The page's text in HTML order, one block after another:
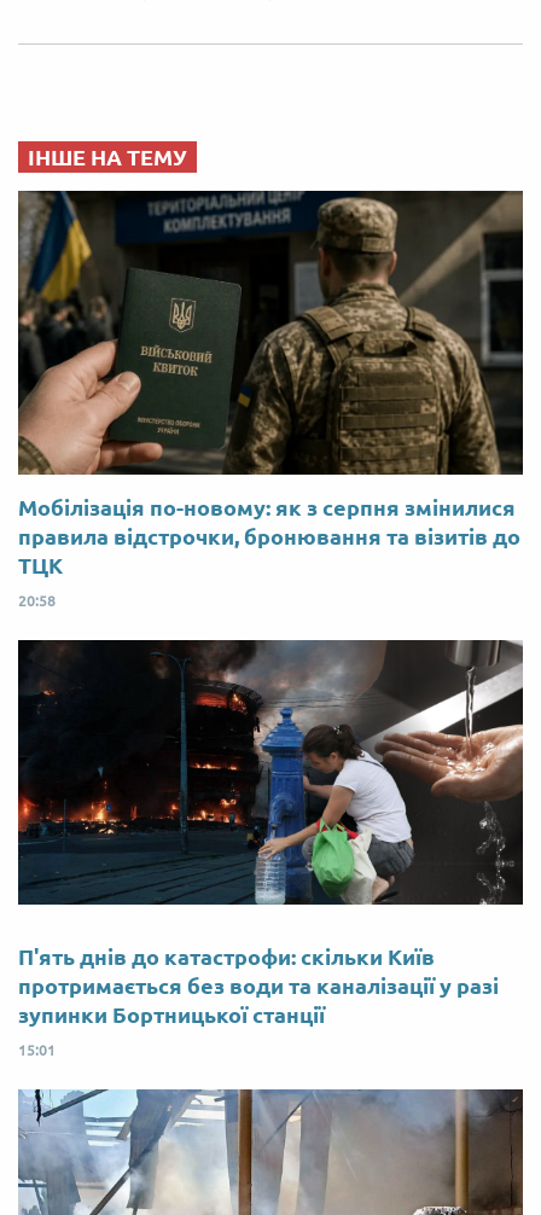
ІНШЕ НА ТЕМУ
Мобілізація по-новому: як з серпня змінилися
правила відстрочки, бронювання та візитів до
ТЦК
20:58
П'ять днів до катастрофи: скільки Київ
протримається без води та каналізації у разі
зупинки Бортницької станції
15:01